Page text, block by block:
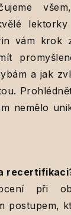
vám krok
a jak
nemělo
při
postupem,